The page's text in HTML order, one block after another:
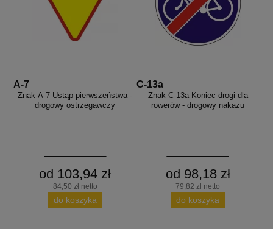
A-7
Znak A-7 Ustąp pierwszeństwa -
drogowy ostrzegawczy
od 103,94 zł
84,50 zł netto
do koszyka
C-13a
Znak C-13a Koniec drogi dla
rowerów - drogowy nakazu
od 98,18 zł
79,82 zł netto
do koszyka